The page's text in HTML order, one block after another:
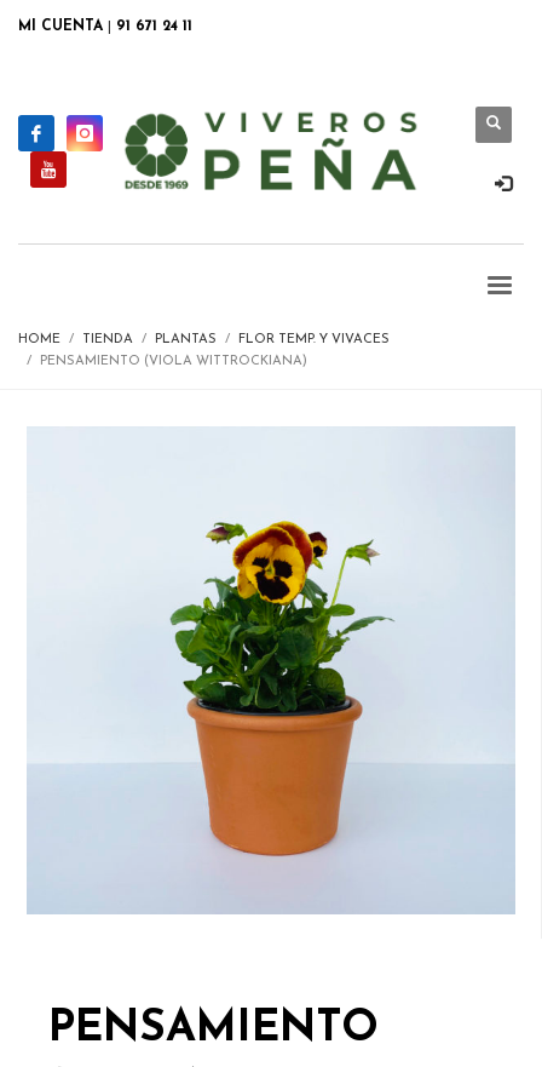
MI CUENTA 91 671 24 11
HOME TIENDA PLANTAS
FLOR TEMP. Y VIVACES
PENSAMIENTO (VIOLA WITTROCKIANA)
PENSAMIENTO